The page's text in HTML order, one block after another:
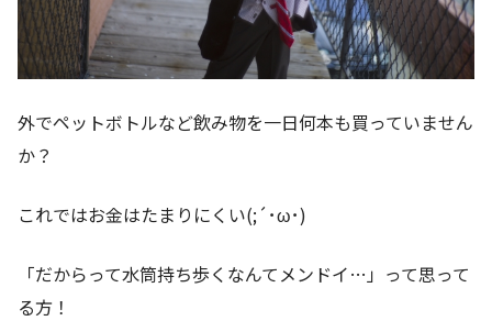
外でペットボトルなど飲み物を一日何本も買っていません
か？
これではお金はたまりにくい(;´･ω･)
「だからって水筒持ち歩くなんてメンドイ…」って思って
る方！